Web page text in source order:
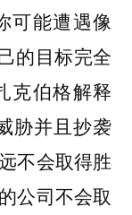
可能遭遇像
的目标完全
克伯格解释
胁并且抄袭
不会取得胜
公司不会取